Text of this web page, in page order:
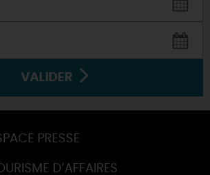
VALIDER
PRESSE
D’AFFAIRES